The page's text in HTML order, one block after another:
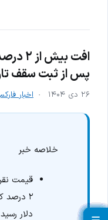
افت
پس از ثبت سقف
۲۶ دی ۱۴۰۴ اخبار
خلاصه خبر
قیمت
دلار رسید